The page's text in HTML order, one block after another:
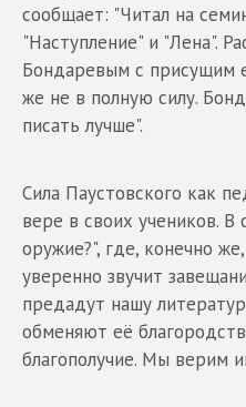
сообщает: "Читал на
"Наступление" и "Лена".
Бондаревым с присущим
же не в полную силу.
писать лучше".
Сила Паустовского как
вере в своих учеников. В
оружие?", где, конечно
уверенно звучит
предадут нашу
обменяют её
благополучие. Мы верим